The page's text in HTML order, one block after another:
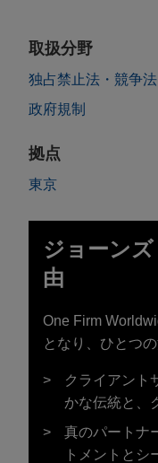
取扱分野
独占禁止法・競争法
政府規制
拠点
東京
ジョーン
由
One Firm
となり、ひとつ
クライアント
かな伝統と、
真のパートナ
トメントとシ